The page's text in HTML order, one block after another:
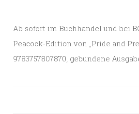
Ab sofort im Buchhandel und bei
Peacock-Edition von „Pride and
9783757807870, gebundene